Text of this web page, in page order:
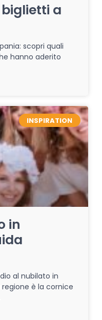
a
scopri quali
hanno aderito
INSPIRATION
in
al nubilato in
è la cornice